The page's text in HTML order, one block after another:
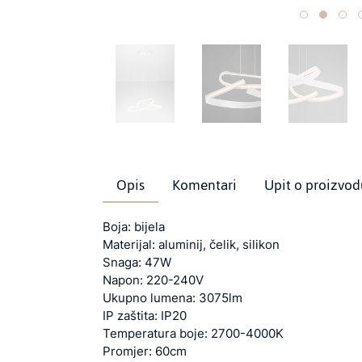
Opis Komentari Upit o
Boja: bijela
Materijal: aluminij, čelik, silikon
Snaga: 47W
Napon: 220-240V
Ukupno lumena: 3075lm
IP zaštita: IP20
Temperatura boje: 2700-4000K
Promjer: 60cm